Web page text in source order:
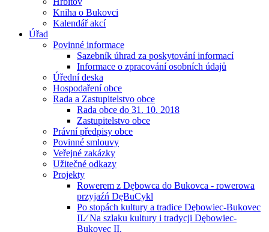
Kniha o Bukovci
Kalendář akcí
Úřad
Povinné informace
Sazebník úhrad za poskytování informací
Informace o zpracování osobních údajů
Úřední deska
Hospodaření obce
Rada a Zastupitelstvo obce
Rada obce do 31. 10. 2018
Zastupitelstvo obce
Právní předpisy obce
Povinné smlouvy
Veřejné zakázky
Užitečné odkazy
Projekty
Rowerem z Dębowca do Bukovca - rowerowa
przyjaźń DęBuCykl
Po stopách kultury a tradice Dębowiec-Bukovec
II.⁄ Na szlaku kultury i tradycji Dębowiec-
Bukovec II.